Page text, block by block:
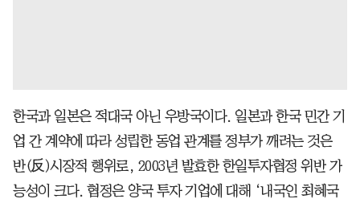
한국과 일본은 적대국 아닌 우방국이다. 일본과 한국 민간 기
업 간 계약에 따라 성립한 동업 관계를 정부가 깨려는 것은
반(反)시장적 행위로, 2003년 발효한 한일투자협정 위반 가
능성이 크다. 협정은 양국 투자 기업에 대해 ‘내국인 최혜국